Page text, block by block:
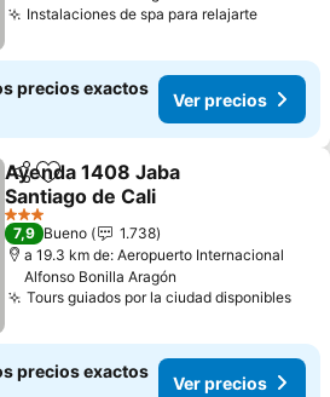
Instalaciones de spa para relajarte
precios exactos
Ver precios
CompartirAgregar a favoritos
Ayenda 1408 Jaba
Santiago de Cali
3 Estrellas
7,9 Bueno
1.738
a 19.3 km de: Aeropuerto Internacional
Alfonso Bonilla Aragón
Tours guiados por la ciudad disponibles
precios exactos
Ver precios